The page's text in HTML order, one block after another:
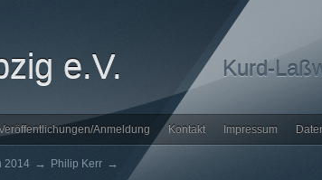
e.V. Kurd-
Anmeldung Kontakt Impressum
2014 → Philip Kerr →